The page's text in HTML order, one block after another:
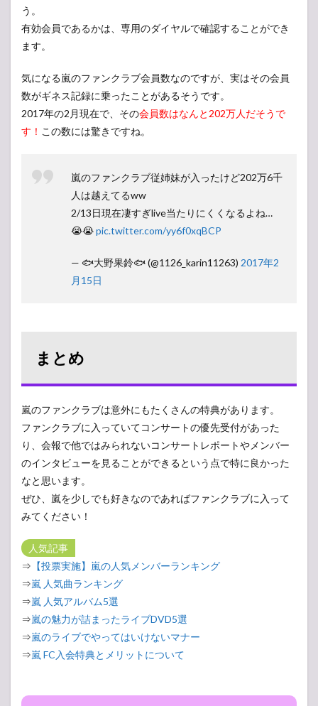
う。
有効会員であるかは、専用のダイヤルで確認することができ
ます。
気になる嵐のファンクラブ会員数なのですが、実はその会員
数がギネス記録に乗ったことがあるそうです。
2017年の2月現在で、その会員数はなんと202万人だそうで
す！ この数には驚きですね。
嵐のファンクラブ従姉妹が入ったけど202万6千
人は越えてるww
2/13日現在凄すぎlive当たりにくくなるよね…
😭😭pic.twitter.com/yy6f0xqBCP
— 🐟大野果鈴🐟 (@1126_karin11263) 2017年2
月15日
まとめ
嵐のファンクラブは意外にもたくさんの特典があります。
ファンクラブに入っていてコンサートの優先受付があった
り、会報で他ではみられないコンサートレポートやメンバー
のインタビューを見ることができるという点で特に良かった
なと思います。
ぜひ、嵐を少しでも好きなのであればファンクラブに入って
みてください！
人気記事
⇒ 【投票実施】嵐の人気メンバーランキング
⇒嵐 人気曲ランキング
⇒嵐 人気アルバム5選
⇒嵐の魅力が詰まったライブDVD5選
⇒嵐のライブでやってはいけないマナー
⇒嵐 FC入会特典とメリットについて